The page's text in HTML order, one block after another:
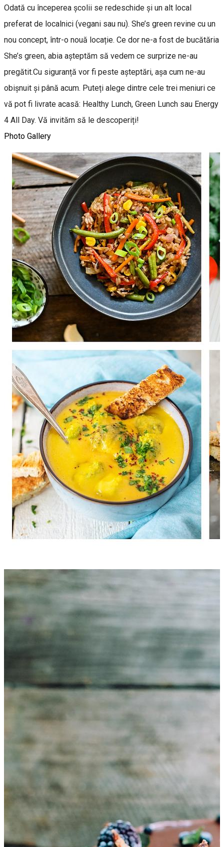
Odată cu începerea școlii se redeschide și un alt local
preferat de localnici (vegani sau nu). She’s green revine cu un
nou concept, într-o nouă locație. Ce dor ne-a fost de bucătăria
She’s green, abia așteptăm să vedem ce surprize ne-au
pregătit.Cu siguranță vor fi peste așteptări, așa cum ne-au
obișnuit și până acum. Puteți alege dintre cele trei meniuri ce
vă pot fi livrate acasă: Healthy Lunch, Green Lunch sau Energy
4 All Day. Vă invităm să le descoperiți!
Photo Gallery